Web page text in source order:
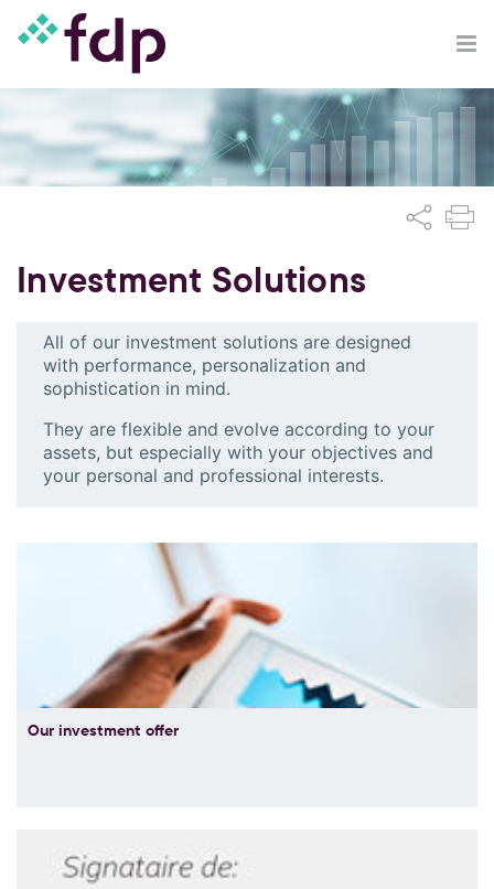
Investment Solutions
All of our investment solutions are designed
with performance, personalization and
sophistication in mind.
They are flexible and evolve according to your
assets, but especially with your objectives and
your personal and professional interests.
Our investment offer